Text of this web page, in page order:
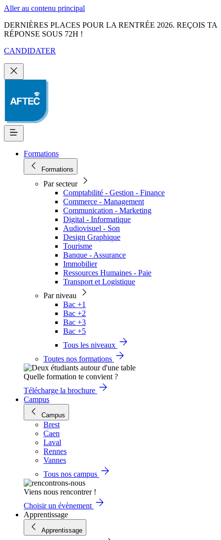
Aller au contenu principal
DERNIÈRES PLACES POUR LA RENTRÉE 2026. REÇOIS TA
RÉPONSE SOUS 72H !
CANDIDATER
Formations
Formations
Par secteur
Comptabilité - Gestion - Finance
Commerce - Management
Communication - Marketing
Digital - Informatique
Audiovisuel - Son
Design Graphique
Tourisme
Banque - Assurance
Immobilier
Ressources Humaines - Paie
Transport et Logistique
Par niveau
Bac +1
Bac +2
Bac +3
Bac +5
Tous les niveaux
Toutes nos formations
Quelle formation te convient ?
Télécharge la brochure
Campus
Campus
Brest
Caen
Laval
Rennes
Vannes
Tous nos campus
Viens nous rencontrer !
Choisir un évènement
Apprentissage
Apprentissage